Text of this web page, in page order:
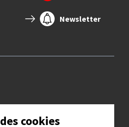
Newsletter
cookies